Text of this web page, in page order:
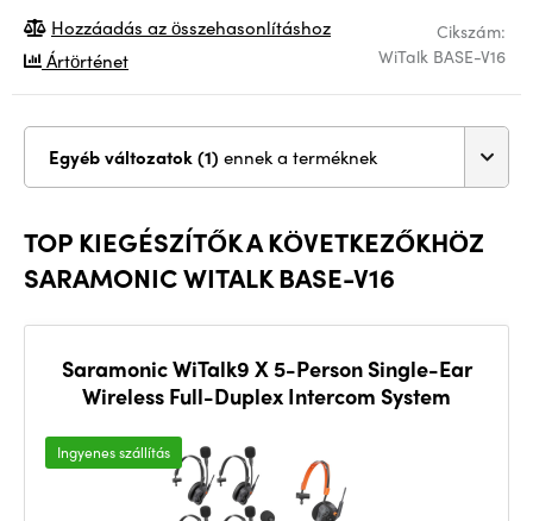
Cikszám:
WiTalk BASE-V16
Hozzáadás az összehasonlításhoz
Ártörténet
Egyéb változatok (1) ennek a terméknek
TOP KIEGÉSZÍTŐK A KÖVETKEZŐKHÖZ
SARAMONIC WITALK BASE-V16
Saramonic WiTalk9 X 5-Person Single-Ear
Wireless Full-Duplex Intercom System
Ingyenes szállítás